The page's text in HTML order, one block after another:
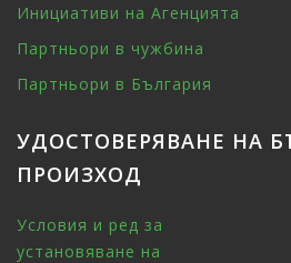
Инициативи на Агенцията
Партньори в чужбина
Партньори в България
УДОСТОВЕРЯВАНЕ НА
ПРОИЗХОД
Условия и ред за
установяване на